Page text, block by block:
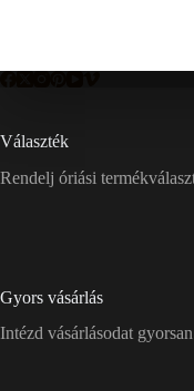
Választék
Rendelj óriási
Gyors vásárlás
Intézd vásárlásodat